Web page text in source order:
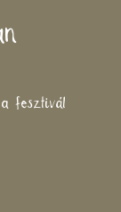
fesztivál